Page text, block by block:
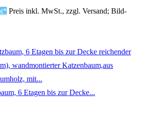
Preis inkl. MwSt., zzgl. Versand; Bild-
6 Etagen bis zur Decke...